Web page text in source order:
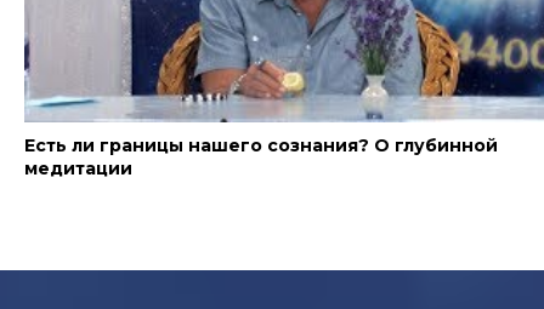
Есть ли границы нашего сознания? О глубинной
медитации